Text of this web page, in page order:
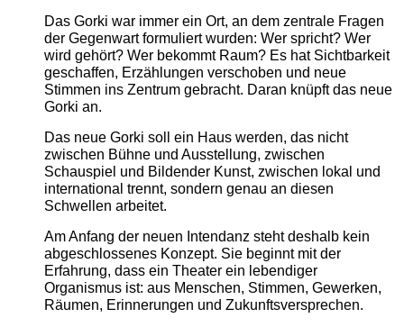
Das Gorki war immer ein Ort, an dem zentrale Fragen
der Gegenwart formuliert wurden: Wer spricht? Wer
wird gehört? Wer bekommt Raum? Es hat Sichtbarkeit
geschaffen, Erzählungen verschoben und neue
Stimmen ins Zentrum gebracht. Daran knüpft das neue
Gorki an.
Das neue Gorki soll ein Haus werden, das nicht
zwischen Bühne und Ausstellung, zwischen
Schauspiel und Bildender Kunst, zwischen lokal und
international trennt, sondern genau an diesen
Schwellen arbeitet.
Am Anfang der neuen Intendanz steht deshalb kein
abgeschlossenes Konzept. Sie beginnt mit der
Erfahrung, dass ein Theater ein lebendiger
Organismus ist: aus Menschen, Stimmen, Gewerken,
Räumen, Erinnerungen und Zukunftsversprechen.